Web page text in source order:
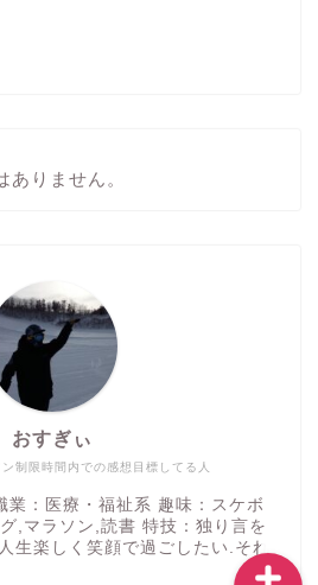
りません。
制限時間内での感想目標してる人
おすぎぃ
：医療・福祉系 趣味：スケボ
,マラソン,読書 特技：独り言を
生楽しく笑顔で過ごしたい.それ